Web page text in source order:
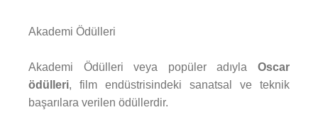
Akademi Ödülleri
Akademi Ödülleri veya popüler adıyla Oscar
ödülleri, film endüstrisindeki sanatsal ve teknik
başarılara verilen ödüllerdir.